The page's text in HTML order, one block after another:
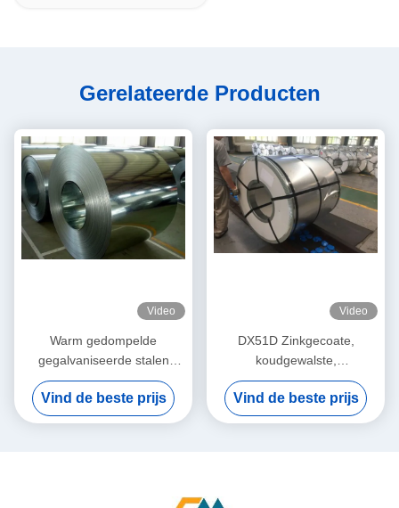
Gerelateerde Producten
Video
Warm gedompelde
gegalvaniseerde stalen
spoel voor industriële
vriezeren en toestellen met
een zinkcoating van 40 450
Vind de beste prijs
Video
DX51D Zinkgecoate,
koudgewalste,
warmgedoopte
gegalvaniseerde stalen
spoel voor de vervaardiging
Vind de beste prijs